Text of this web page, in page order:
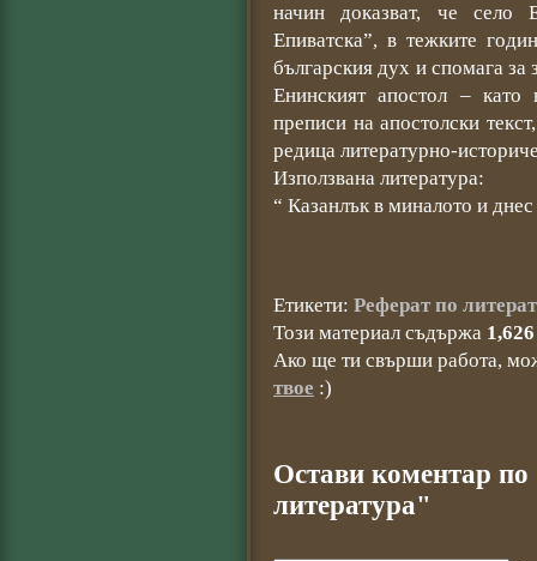
начин доказват, че село
Епиватска”, в тежките
българския дух и спомага за
Енинският апостол – като
преписи на апостолски
редица литературно-
Използвана литература:
“ Казанлък в миналото и
Етикети: Реферат по
Този материал съдържа 1,626
Ако ще ти свърши работа,
твое :)
Остави коментар
литература"